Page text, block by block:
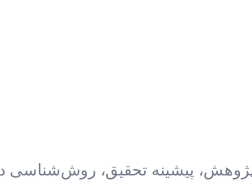
پیشینه تحقیق، روش‌شناسی